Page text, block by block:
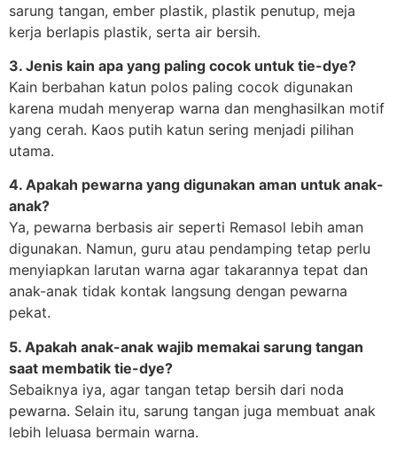
sarung tangan, ember plastik, plastik penutup, meja
kerja berlapis plastik, serta air bersih.
3. Jenis kain apa yang paling cocok untuk tie-dye?
Kain berbahan katun polos paling cocok digunakan
karena mudah menyerap warna dan menghasilkan motif
yang cerah. Kaos putih katun sering menjadi pilihan
utama.
4. Apakah pewarna yang digunakan aman untuk anak-
anak?
Ya, pewarna berbasis air seperti Remasol lebih aman
digunakan. Namun, guru atau pendamping tetap perlu
menyiapkan larutan warna agar takarannya tepat dan
anak-anak tidak kontak langsung dengan pewarna
pekat.
5. Apakah anak-anak wajib memakai sarung tangan
saat membatik tie-dye?
Sebaiknya iya, agar tangan tetap bersih dari noda
pewarna. Selain itu, sarung tangan juga membuat anak
lebih leluasa bermain warna.